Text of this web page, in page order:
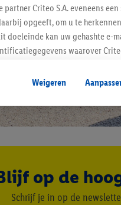
op de
Schrijf je in op de
Criteo S.A. eveneens
opgeeft, om u te
doeleinde kan uw gehashte e-
waarover
retargeting, d.w.z. advertenties
aan uw winkelmandje
diensten worden
identificatiegegevens
informatie vinden over de
technologieën
bovengenoemde doeleinden.
toestemming te allen tijde met
Weigeren